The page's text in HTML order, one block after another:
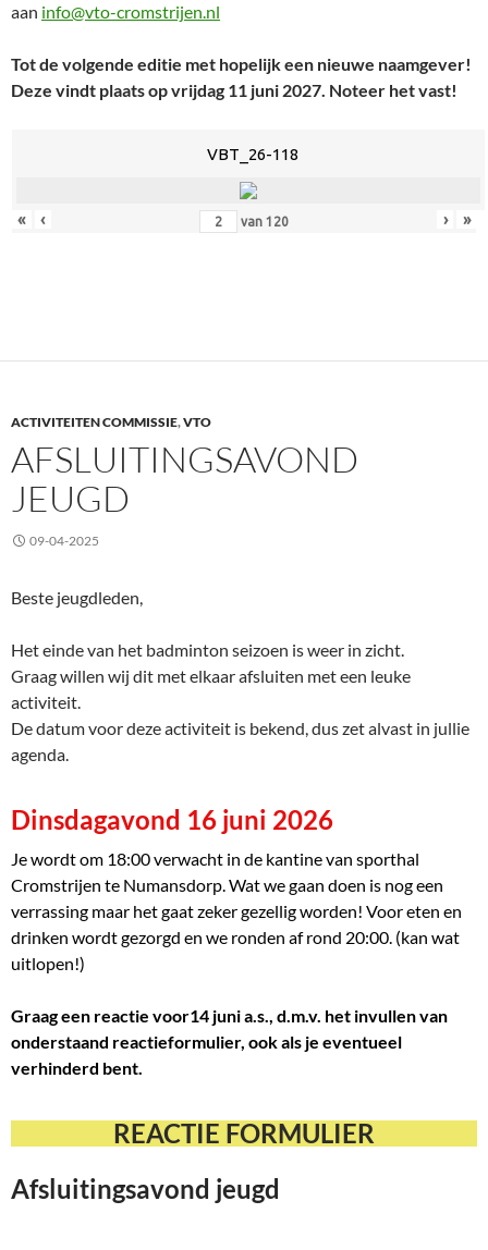
aan info@vto-cromstrijen.nl
Tot de volgende editie met hopelijk een nieuwe naamgever!
Deze vindt plaats op vrijdag 11 juni 2027. Noteer het vast!
VBT_26-118
« ‹ van 120 › »
ACTIVITEITEN COMMISSIE,VTO
AFSLUITINGSAVOND
JEUGD
09-04-2025
Beste jeugdleden,
Het einde van het badminton seizoen is weer in zicht.
Graag willen wij dit met elkaar afsluiten met een leuke
activiteit.
De datum voor deze activiteit is bekend, dus zet alvast in jullie
agenda.
Dinsdagavond 16 juni 2026
Je wordt om 18:00 verwacht in de kantine van sporthal
Cromstrijen te Numansdorp. Wat we gaan doen is nog een
verrassing maar het gaat zeker gezellig worden! Voor eten en
drinken wordt gezorgd en we ronden af rond 20:00. (kan wat
uitlopen!)
Graag een reactie voor14 juni a.s., d.m.v. het invullen van
onderstaand reactieformulier, ook als je eventueel
verhinderd bent.
REACTIE FORMULIER
Afsluitingsavond jeugd